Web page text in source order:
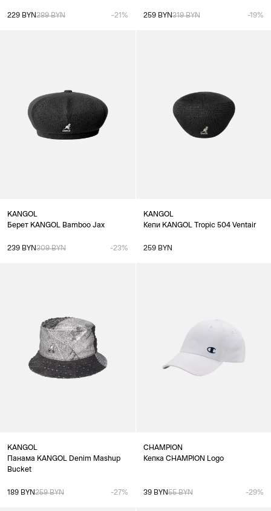
229 BYN289 BYN -21% 259 BYN319 BYN -19%
KANGOL
Берет KANGOL Bamboo Jax
239 BYN309 BYN -23%
KANGOL
Кепи KANGOL Tropic 504 Ventair
259 BYN
KANGOL
Панама KANGOL Denim Mashup
Bucket
189 BYN259 BYN -27%
CHAMPION
Кепка CHAMPION Logo
39 BYN55 BYN -29%